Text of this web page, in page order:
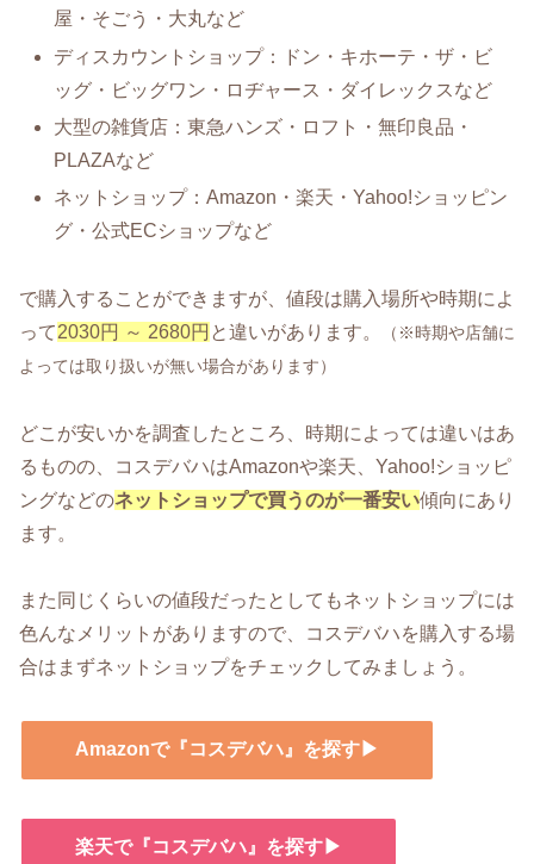
屋・そごう・大丸など
ディスカウントショップ：ドン・キホーテ・ザ・ビ
ッグ・ビッグワン・ロヂャース・ダイレックスなど
大型の雑貨店：東急ハンズ・ロフト・無印良品・
PLAZAなど
ネットショップ：Amazon・楽天・Yahoo!ショッピン
グ・公式ECショップなど
で購入することができますが、値段は購入場所や時期によ
って2030円 ～ 2680円 と違いがあります。
（※時期や店舗に
よっては取り扱いが無い場合があります）
どこが安いかを調査したところ、時期によっては違いはあ
るものの、コスデバハはAmazonや楽天、Yahoo!ショッピ
ングなどのネットショップで買うのが一番安い傾向にあり
ます。
また同じくらいの値段だったとしてもネットショップには
色んなメリットがありますので、コスデバハを購入する場
合はまずネットショップをチェックしてみましょう。
Amazonで『コスデバハ』を探す▶
楽天で『コスデバハ』を探す▶